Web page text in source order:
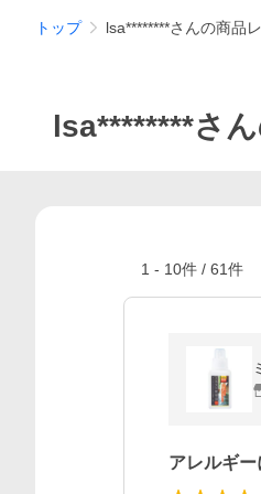
トップ lsa********さんの商品
lsa********さ
1 - 10件 / 61件
アレルギー